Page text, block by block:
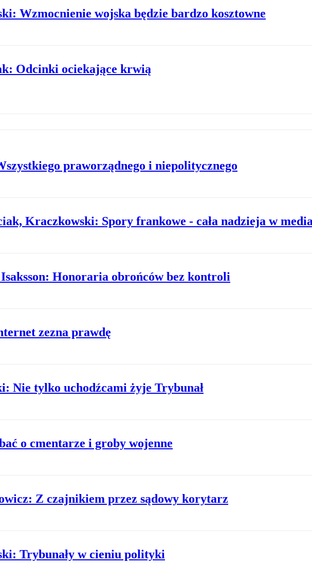
Wzmocnienie wojska będzie bardzo kosztowne
Odcinki ociekające krwią
praworządnego i niepolitycznego
Kraczkowski: Spory frankowe - cała nadzieja w
Honoraria obrońców bez kontroli
zezna prawdę
Nie tylko uchodźcami żyje Trybunał
o cmentarze i groby wojenne
Z czajnikiem przez sądowy korytarz
Trybunały w cieniu polityki